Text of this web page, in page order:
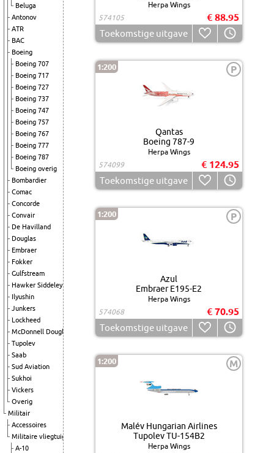
Beluga
Antonov
ATR
BAC
Boeing
Boeing 707
Boeing 717
Boeing 727
Boeing 737
Boeing 747
Boeing 757
Boeing 767
Boeing 777
Boeing 787
Boeing overig
Bombardier
Comac
Concorde
Convair
De Havilland
Douglas
Embraer
Fokker
Gulfstream
Hawker Siddeley
Ilyushin
Junkers
Lockheed
McDonnell Douglas
Tupolev
Saab
Sud Aviation
Sukhoi
Vickers
Overig
Militair
Accessoires
Militaire vliegtuigen
A-10
Herpa Wings
574105
€ 88.95
Toekomstige uitgave
1:200 P
Qantas
Boeing 787-9
Herpa Wings
574099
€ 124.95
Toekomstige uitgave
1:200 P
Azul
Embraer E195-E2
Herpa Wings
574068
€ 70.95
Toekomstige uitgave
1:200 M
Malév Hungarian Airlines
Tupolev TU-154B2
Herpa Wings